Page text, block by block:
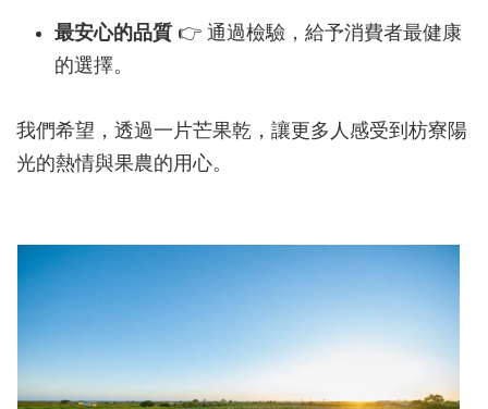
最安心的品質 👉 通過檢驗，給予消費者最健康
的選擇。
我們希望，透過一片芒果乾，讓更多人感受到枋寮陽
光的熱情與果農的用心。